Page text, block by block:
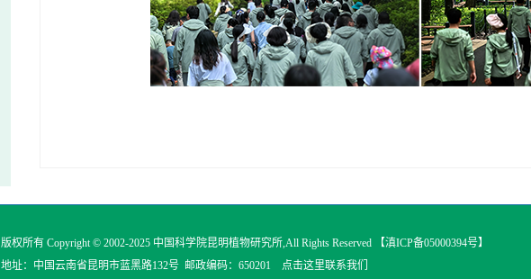
版权所有 Copyright © 2002-2025 中国科学院昆明植物研究所,All Rights Reserved 【滇ICP备05000394号】
地址：中国云南省昆明市蓝黑路132号 邮政编码：650201 点击这里联系我们